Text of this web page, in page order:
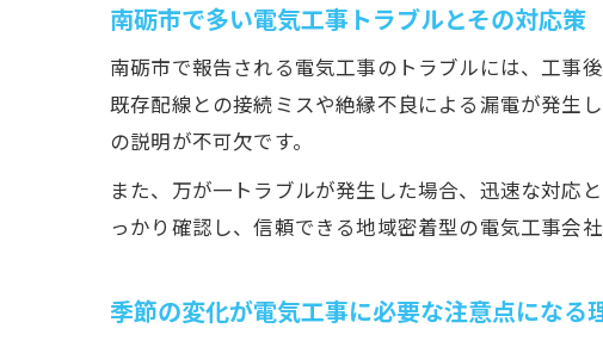
南砺市で多い電気工事トラブルとその対応策
南砺市で報告される電気工事のトラブルには、工事
既存配線との接続ミスや絶縁不良による漏電が発生
の説明が不可欠です。
また、万が一トラブルが発生した場合、迅速な対応
っかり確認し、信頼できる地域密着型の電気工事会
季節の変化が電気工事に必要な注意点になる